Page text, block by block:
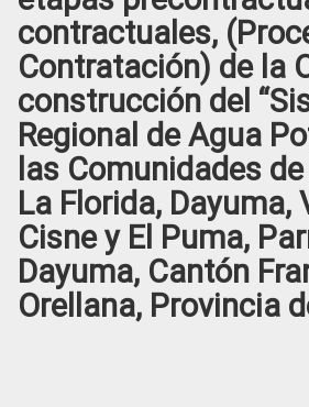
Control
Social
contractuales,
Contratación) de la
construcción del
Regional de Agua
las Comunidades
La Florida, Dayuma,
Cisne y El Puma,
Dayuma, Cantón
Orellana, Provincia